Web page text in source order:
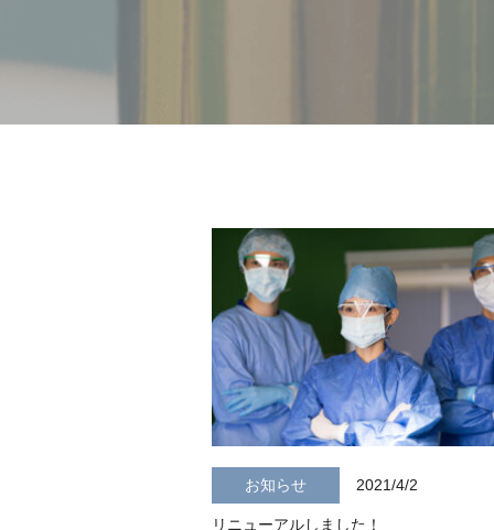
お知らせ 2021/4/2
リニューアルしました！